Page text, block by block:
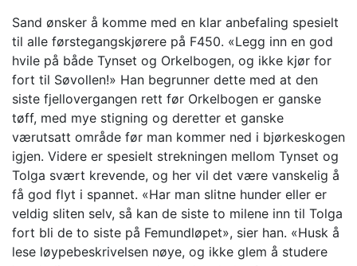
Sand ønsker å komme med en klar anbefaling spesielt
til alle førstegangskjørere på F450. «Legg inn en god
hvile på både Tynset og Orkelbogen, og ikke kjør for
fort til Søvollen!» Han begrunner dette med at den
siste fjellovergangen rett før Orkelbogen er ganske
tøff, med mye stigning og deretter et ganske
værutsatt område før man kommer ned i bjørkeskogen
igjen. Videre er spesielt strekningen mellom Tynset og
Tolga svært krevende, og her vil det være vanskelig å
få god flyt i spannet. «Har man slitne hunder eller er
veldig sliten selv, så kan de siste to milene inn til Tolga
fort bli de to siste på Femundløpet», sier han. «Husk å
lese løypebeskrivelsen nøye, og ikke glem å studere